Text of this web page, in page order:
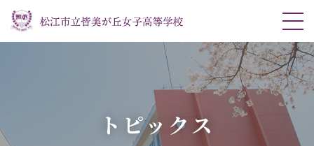
トピックス